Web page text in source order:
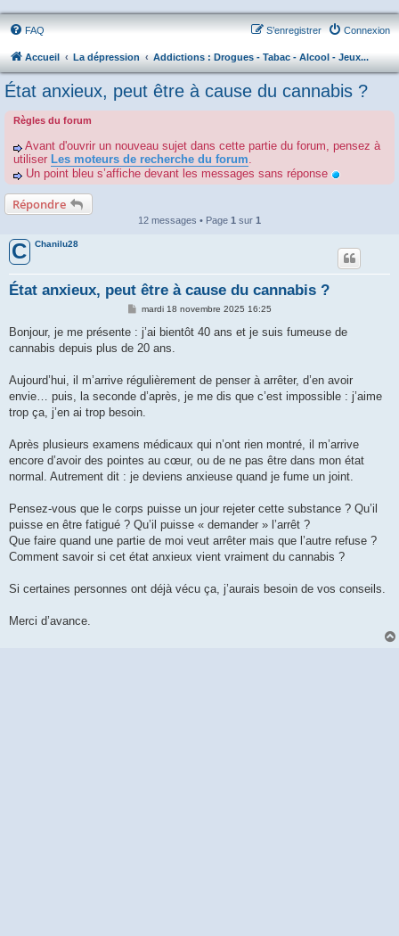
FAQ Connexion
S’enregistrer
Accueil La dépression Addictions : Drogues - Tabac - Alcool - Jeux...
État anxieux, peut être à cause du cannabis ?
Règles du forum
Avant d'ouvrir un nouveau sujet dans cette partie du forum, pensez à
utiliser Les moteurs de recherche du forum.
Un point bleu s’affiche devant les messages sans réponse
Répondre
12 messages • Page 1 sur 1
C Chanilu28
État anxieux, peut être à cause du cannabis ?
M
s
s
a
mardi 18 novembre 2025 16:25
Bonjour, je me présente : j’ai bientôt 40 ans et je suis fumeuse de
cannabis depuis plus de 20 ans.
Aujourd’hui, il m’arrive régulièrement de penser à arrêter, d’en avoir
envie… puis, la seconde d’après, je me dis que c’est impossible : j’aime
trop ça, j’en ai trop besoin.
Après plusieurs examens médicaux qui n’ont rien montré, il m’arrive
encore d’avoir des pointes au cœur, ou de ne pas être dans mon état
normal. Autrement dit : je deviens anxieuse quand je fume un joint.
Pensez-vous que le corps puisse un jour rejeter cette substance ? Qu’il
puisse en être fatigué ? Qu’il puisse « demander » l’arrêt ?
Que faire quand une partie de moi veut arrêter mais que l’autre refuse ?
Comment savoir si cet état anxieux vient vraiment du cannabis ?
Si certaines personnes ont déjà vécu ça, j’aurais besoin de vos conseils.
Merci d’avance.